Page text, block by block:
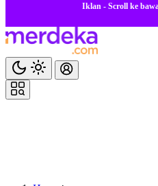
Iklan - Scroll ke